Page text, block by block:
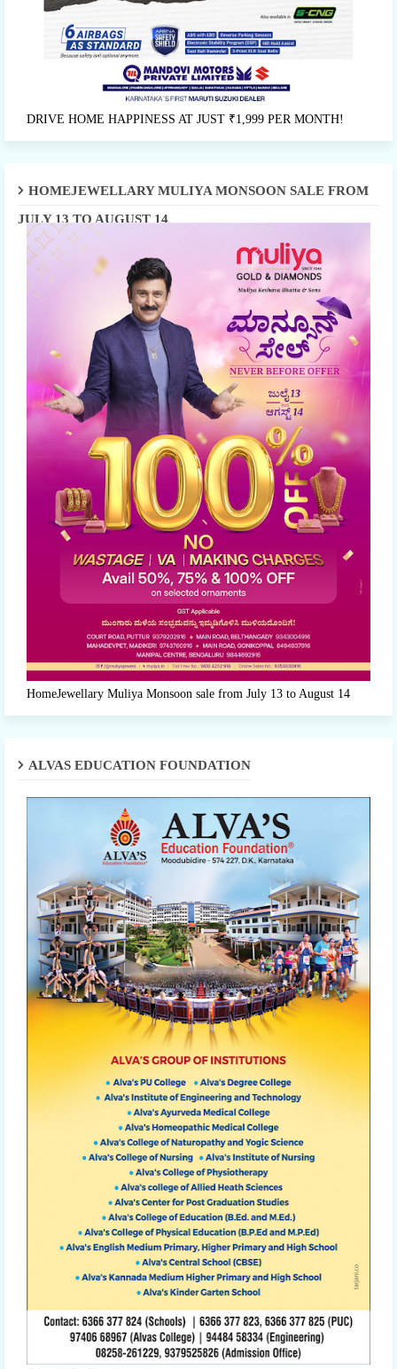
DRIVE HOME HAPPINESS AT JUST ₹1,999 PER MONTH!
HOMEJEWELLARY MULIYA MONSOON SALE FROM
JULY 13 TO AUGUST 14
HomeJewellary Muliya Monsoon sale from July 13 to August 14
ALVAS EDUCATION FOUNDATION